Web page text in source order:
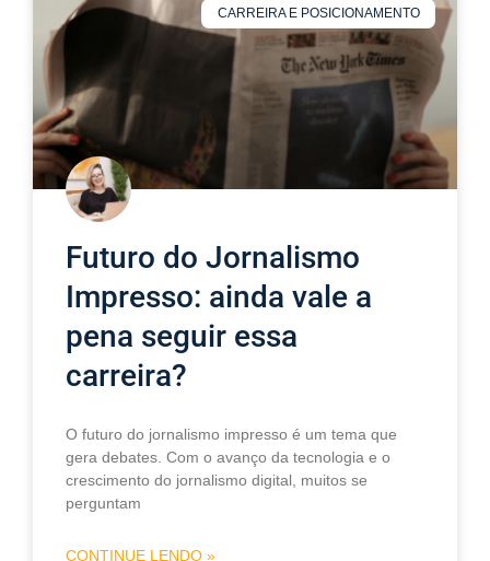
CARREIRA E POSICIONAMENTO
Futuro do Jornalismo
Impresso: ainda vale a
pena seguir essa
carreira?
O futuro do jornalismo impresso é um tema que
gera debates. Com o avanço da tecnologia e o
crescimento do jornalismo digital, muitos se
perguntam
CONTINUE LENDO »